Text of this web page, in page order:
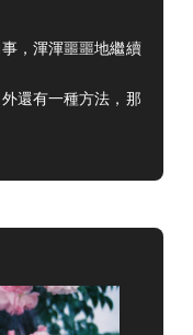
，渾渾噩噩地繼續
還有一種方法，那